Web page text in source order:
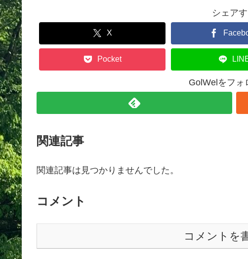
シェア
X
Pocket
GolWelをフォ
関連記事
関連記事は見つかりませんでした。
コメント
コメントを